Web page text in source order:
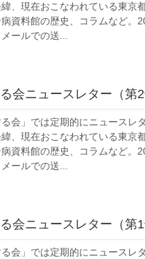
緯、現在おこなわれている東京
資料館の歴史、コラムなど。
ールでの送...
会ニュースレター（第2
る会」では定期的にニュース
緯、現在おこなわれている東京
資料館の歴史、コラムなど。
ールでの送...
会ニュースレター（第1
る会」では定期的にニュース